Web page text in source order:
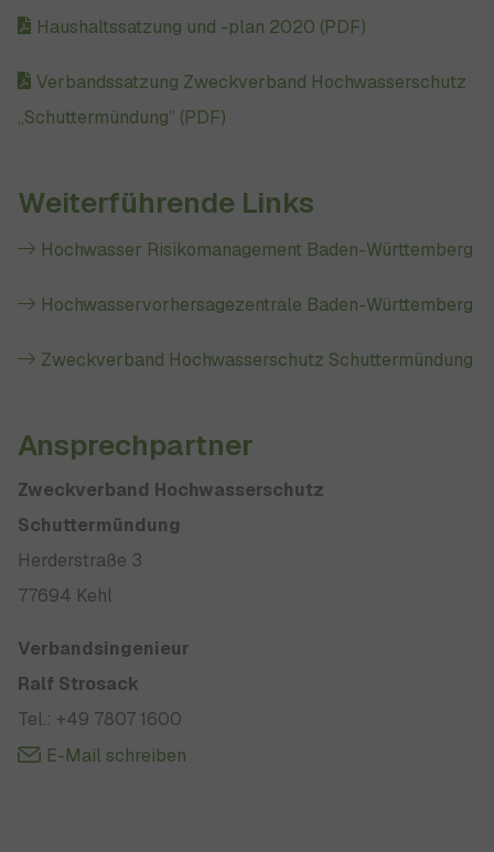
Haushaltssatzung und -plan 2020 (PDF)
Verbandssatzung Zweckverband Hochwasserschutz
„Schuttermündung” (PDF)
Weiterführende Links
Hochwasser Risikomanagement Baden-Württemberg
Hochwasservorhersagezentrale Baden-Württemberg
Zweckverband Hochwasserschutz Schuttermündung
Ansprechpartner
Zweckverband Hochwasserschutz
Schuttermündung
Herderstraße 3
77694 Kehl
Verbandsingenieur
Ralf Strosack
Tel.: +49 7807 1600
E-Mail schreiben